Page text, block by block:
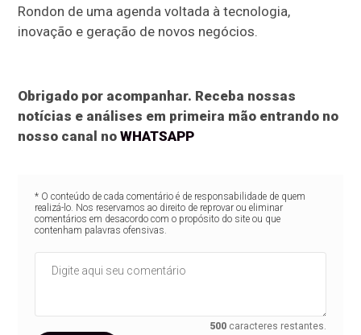
Rondon de uma agenda voltada à tecnologia,
inovação e geração de novos negócios.
Obrigado por acompanhar. Receba nossas
notícias e análises em primeira mão entrando no
nosso canal noWHATSAPP
* O conteúdo de cada comentário é de responsabilidade de quem
realizá-lo. Nos reservamos ao direito de reprovar ou eliminar
comentários em desacordo com o propósito do site ou que
contenham palavras ofensivas.
500 caracteres restantes.